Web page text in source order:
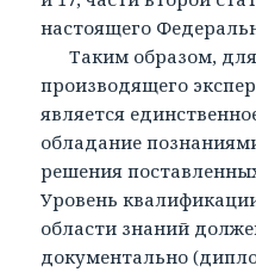
настоящего
Таким образом, для
производящего
является
обладание
решения
Уровень
области знаний
документально